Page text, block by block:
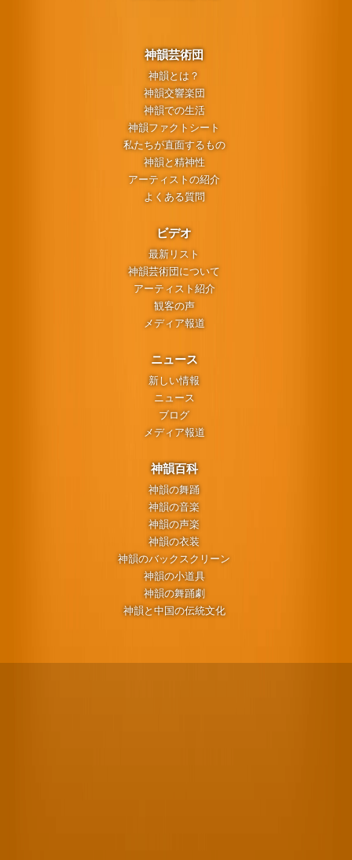
神韻芸術団
神韻とは？
神韻交響楽団
神韻での生活
神韻ファクトシート
私たちが直面するもの
神韻と精神性
アーティストの紹介
よくある質問
ビデオ
最新リスト
神韻芸術団について
アーティスト紹介
観客の声
メディア報道
ニュース
新しい情報
ニュース
ブログ
メディア報道
神韻百科
神韻の舞踊
神韻の音楽
神韻の声楽
神韻の衣装
神韻のバックスクリーン
神韻の小道具
神韻の舞踊劇
神韻と中国の伝統文化